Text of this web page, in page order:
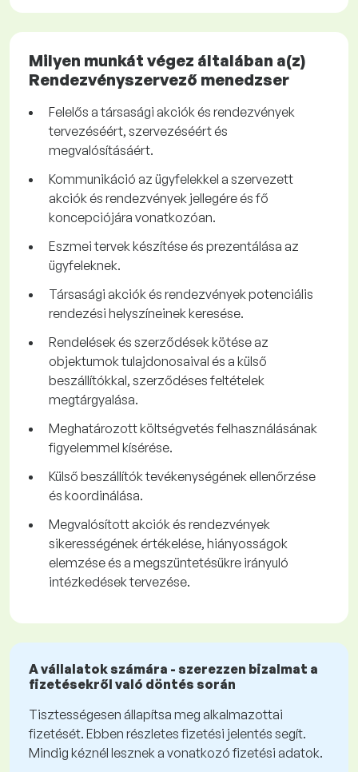
Milyen munkát végez általában a(z)
Rendezvényszervező menedzser
Felelős a társasági akciók és rendezvények
tervezéséért, szervezéséért és
megvalósításáért.
Kommunikáció az ügyfelekkel a szervezett
akciók és rendezvények jellegére és fő
koncepciójára vonatkozóan.
Eszmei tervek készítése és prezentálása az
ügyfeleknek.
Társasági akciók és rendezvények potenciális
rendezési helyszíneinek keresése.
Rendelések és szerződések kötése az
objektumok tulajdonosaival és a külső
beszállítókkal, szerződéses feltételek
megtárgyalása.
Meghatározott költségvetés felhasználásának
figyelemmel kísérése.
Külső beszállítók tevékenységének ellenőrzése
és koordinálása.
Megvalósított akciók és rendezvények
sikerességének értékelése, hiányosságok
elemzése és a megszüntetésükre irányuló
intézkedések tervezése.
A vállalatok számára - szerezzen bizalmat a
fizetésekről való döntés során
Tisztességesen állapítsa meg alkalmazottai
fizetését. Ebben részletes fizetési jelentés segít.
Mindig kéznél lesznek a vonatkozó fizetési adatok.